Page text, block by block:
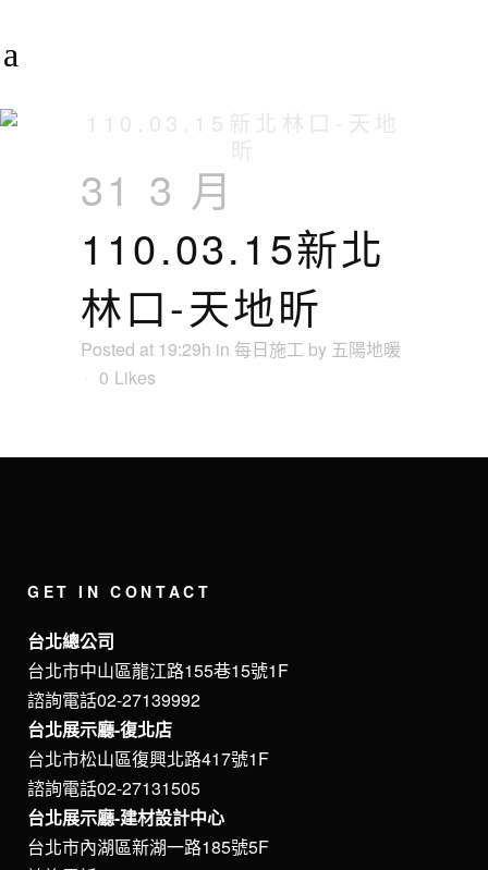
31 3 月
110.03.15新北
林口-天地昕
Posted at 19:29h in 每日施工 by 五陽地暖
0 Likes
GET IN CONTACT
台北總公司
台北市中山區龍江路155巷15號1F
諮詢電話02-27139992
台北展示廳-復北店
台北市松山區復興北路417號1F
諮詢電話02-27131505
台北展示廳-建材設計中心
台北市內湖區新湖一路185號5F